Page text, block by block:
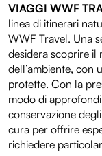
VIAGGI WWF
linea di itinerari
WWF Travel. Una
desidera scoprire il
dell’ambiente, con
protette. Con la
modo di
conservazione
cura per offrire
richiedere